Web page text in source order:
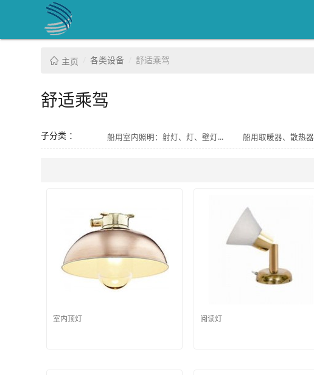
主页 各类设备 舒适乘驾
舒适乘驾
子分类 ： 船用室内照明：射灯、灯、壁灯... 船用取暖器、散热器
室内顶灯 阅读灯